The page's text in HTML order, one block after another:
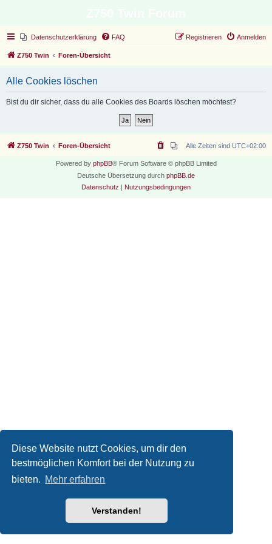
Diese Website nutzt Cookies, um dir den
bestmöglichen Komfort bei der Nutzung zu
bieten. Mehr erfahren
Verstanden!
Datenschutzerklärung FAQ Anmelden
Registrieren
Z750 Twin Foren-Übersicht
Alle Cookies löschen
Bist du dir sicher, dass du alle Cookies des Boards löschen möchtest?
Z750 Twin Foren-Übersicht Alle Zeiten sind UTC+02:00
Powered by phpBB® Forum Software © phpBB Limited
Deutsche Übersetzung durch phpBB.de
Datenschutz | Nutzungsbedingungen